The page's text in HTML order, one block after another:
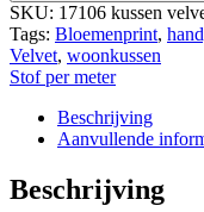
SKU: 17106 kussen
Tags: Bloemenprint,
Velvet, woonkussen
Stof per meter
Beschrijving
Aanvullende
Beschrijving